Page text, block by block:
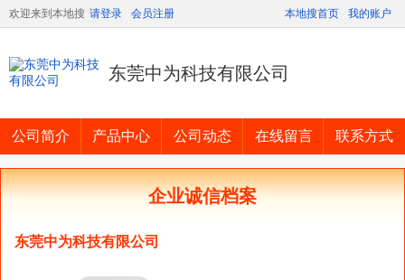
欢迎来到本地搜 请登录 会员注册 本地搜首页 我的账户
东莞中为科技有限公司
公司简介 产品中心 公司动态 在线留言 联系方式
企业诚信档案
东莞中为科技有限公司